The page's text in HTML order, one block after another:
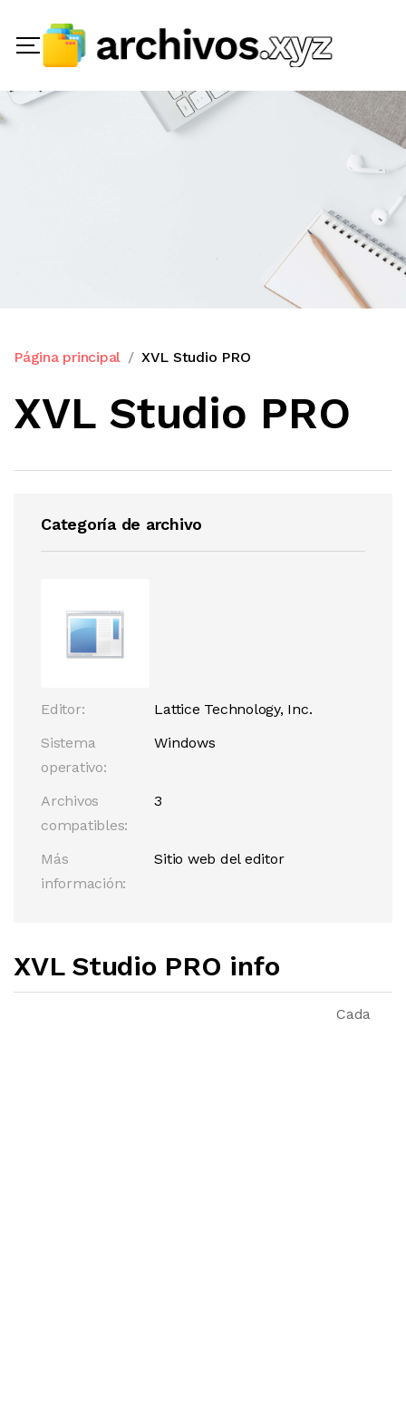
Página principal XVL Studio PRO
XVL Studio PRO
Categoría de archivo
Editor:
Lattice Technology, Inc.
Sistema
operativo:
Windows
Archivos
compatibles:
3
Más
información:
Sitio web del editor
XVL Studio PRO info
Cada